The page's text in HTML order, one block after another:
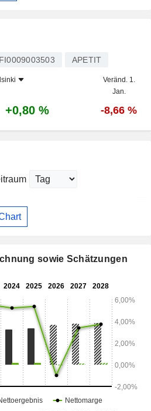
FI0009003503 APETIT
Veränd. 1.
Jan.
+0,80 % -8,66 %
sowie Schätzungen